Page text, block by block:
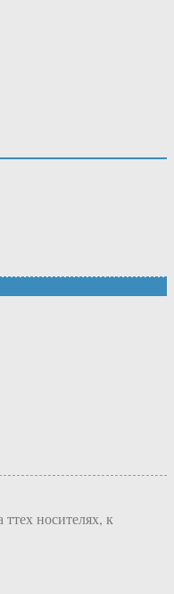
носителях, к